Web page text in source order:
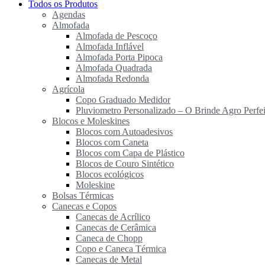
Todos os Produtos
Agendas
Almofada
Almofada de Pescoço
Almofada Inflável
Almofada Porta Pipoca
Almofada Quadrada
Almofada Redonda
Agrícola
Copo Graduado Medidor
Pluviometro Personalizado – O Brinde Agro
Blocos e Moleskines
Blocos com Autoadesivos
Blocos com Caneta
Blocos com Capa de Plástico
Blocos de Couro Sintético
Blocos ecológicos
Moleskine
Bolsas Térmicas
Canecas e Copos
Canecas de Acrílico
Canecas de Cerâmica
Caneca de Chopp
Copo e Caneca Térmica
Canecas de Metal